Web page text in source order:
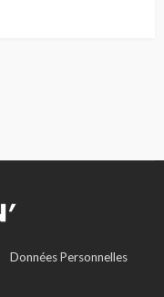
Données Personnelles